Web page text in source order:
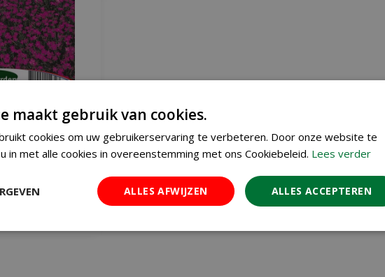
Deltoides Erectus
Anjer
€ 1,91
maakt gebruik van cookies.
cookies om uw gebruikerservaring te verbeteren. Door onze website te
in met alle cookies in overeenstemming met ons Cookiebeleid. Lees verder
ALLES ACCEPTEREN
ALLES AFWIJZEN